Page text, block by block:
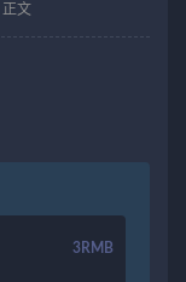
正文
3RMB